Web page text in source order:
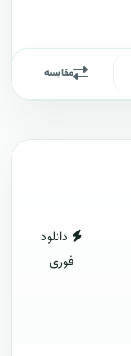
مقایسه
دانلود
فوری